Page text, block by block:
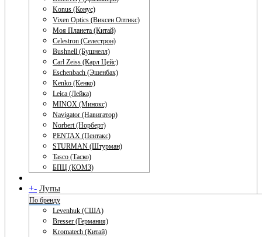
Konus (Конус)
Vixen Optics (Виксен Оптикс)
Моя Планета (Китай)
Celestron (Селестрон)
Bushnell (Бушнелл)
Carl Zeiss (Карл Цейс)
Eschenbach (Эшенбах)
Kenko (Кенко)
Leica (Лейка)
MINOX (Минокс)
Navigator (Навигатор)
Norbert (Норберт)
PENTAX (Пентакс)
STURMAN (Штурман)
Tasco (Таско)
БПЦ (КОМЗ)
+- Лупы
По бренду
Levenhuk (США)
Bresser (Германия)
Kromatech (Китай)